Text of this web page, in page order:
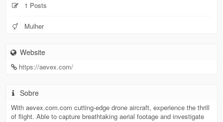
1 Posts
Mulher
Website
https://aevex.com/
Sobre
With aevex.com.com cutting-edge drone aircraft, experience the thrill
of flight. Able to capture breathtaking aerial footage and investigate